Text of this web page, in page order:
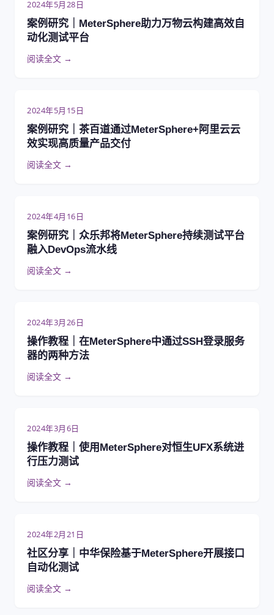
2024年5月28日
案例研究｜MeterSphere助力万物云构建高效自
动化测试平台
阅读全文 →
2024年5月15日
案例研究｜茶百道通过MeterSphere+阿里云云
效实现高质量产品交付
阅读全文 →
2024年4月16日
案例研究｜众乐邦将MeterSphere持续测试平台
融入DevOps流水线
阅读全文 →
2024年3月26日
操作教程｜在MeterSphere中通过SSH登录服务
器的两种方法
阅读全文 →
2024年3月6日
操作教程｜使用MeterSphere对恒生UFX系统进
行压力测试
阅读全文 →
2024年2月21日
社区分享｜中华保险基于MeterSphere开展接口
自动化测试
阅读全文 →